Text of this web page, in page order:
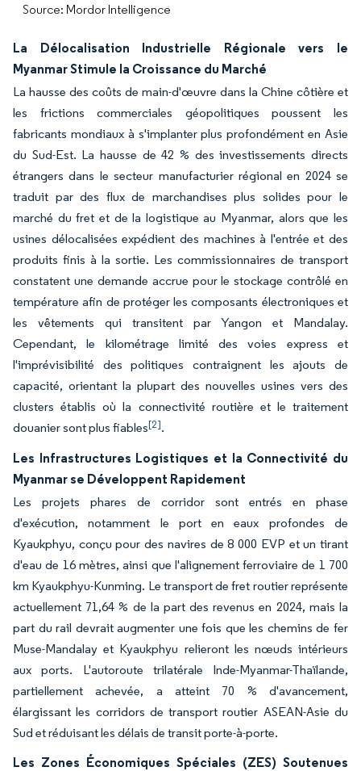
Source: Mordor Intelligence
La Délocalisation Industrielle Régionale vers le
Myanmar Stimule la Croissance du Marché
La hausse des coûts de main-d'œuvre dans la Chine côtière et
les frictions commerciales géopolitiques poussent les
fabricants mondiaux à s'implanter plus profondément en Asie
du Sud-Est. La hausse de 42 % des investissements directs
étrangers dans le secteur manufacturier régional en 2024 se
traduit par des flux de marchandises plus solides pour le
marché du fret et de la logistique au Myanmar, alors que les
usines délocalisées expédient des machines à l'entrée et des
produits finis à la sortie. Les commissionnaires de transport
constatent une demande accrue pour le stockage contrôlé en
température afin de protéger les composants électroniques et
les vêtements qui transitent par Yangon et Mandalay.
Cependant, le kilométrage limité des voies express et
l'imprévisibilité des politiques contraignent les ajouts de
capacité, orientant la plupart des nouvelles usines vers des
clusters établis où la connectivité routière et le traitement
douanier sont plus fiables[2].
Les Infrastructures Logistiques et la Connectivité du
Myanmar se Développent Rapidement
Les projets phares de corridor sont entrés en phase
d'exécution, notamment le port en eaux profondes de
Kyaukphyu, conçu pour des navires de 8 000 EVP et un tirant
d'eau de 16 mètres, ainsi que l'alignement ferroviaire de 1 700
km Kyaukphyu-Kunming. Le transport de fret routier représente
actuellement 71,64 % de la part des revenus en 2024, mais la
part du rail devrait augmenter une fois que les chemins de fer
Muse-Mandalay et Kyaukphyu relieront les nœuds intérieurs
aux ports. L'autoroute trilatérale Inde-Myanmar-Thaïlande,
partiellement achevée, a atteint 70 % d'avancement,
élargissant les corridors de transport routier ASEAN-Asie du
Sud et réduisant les délais de transit porte-à-porte.
Les Zones Économiques Spéciales (ZES) Soutenues